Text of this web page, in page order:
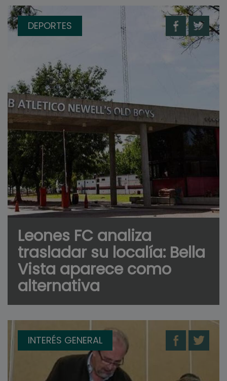
DEPORTES
Leones FC analiza
trasladar su localía: Bella
Vista aparece como
alternativa
INTERÉS GENERAL